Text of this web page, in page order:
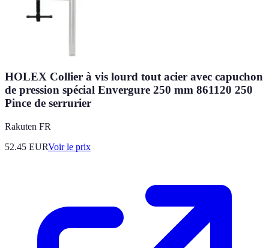
HOLEX Collier à vis lourd tout acier avec capuchon
de pression spécial Envergure 250 mm 861120 250
Pince de serrurier
Rakuten FR
52.45 EURVoir le prix